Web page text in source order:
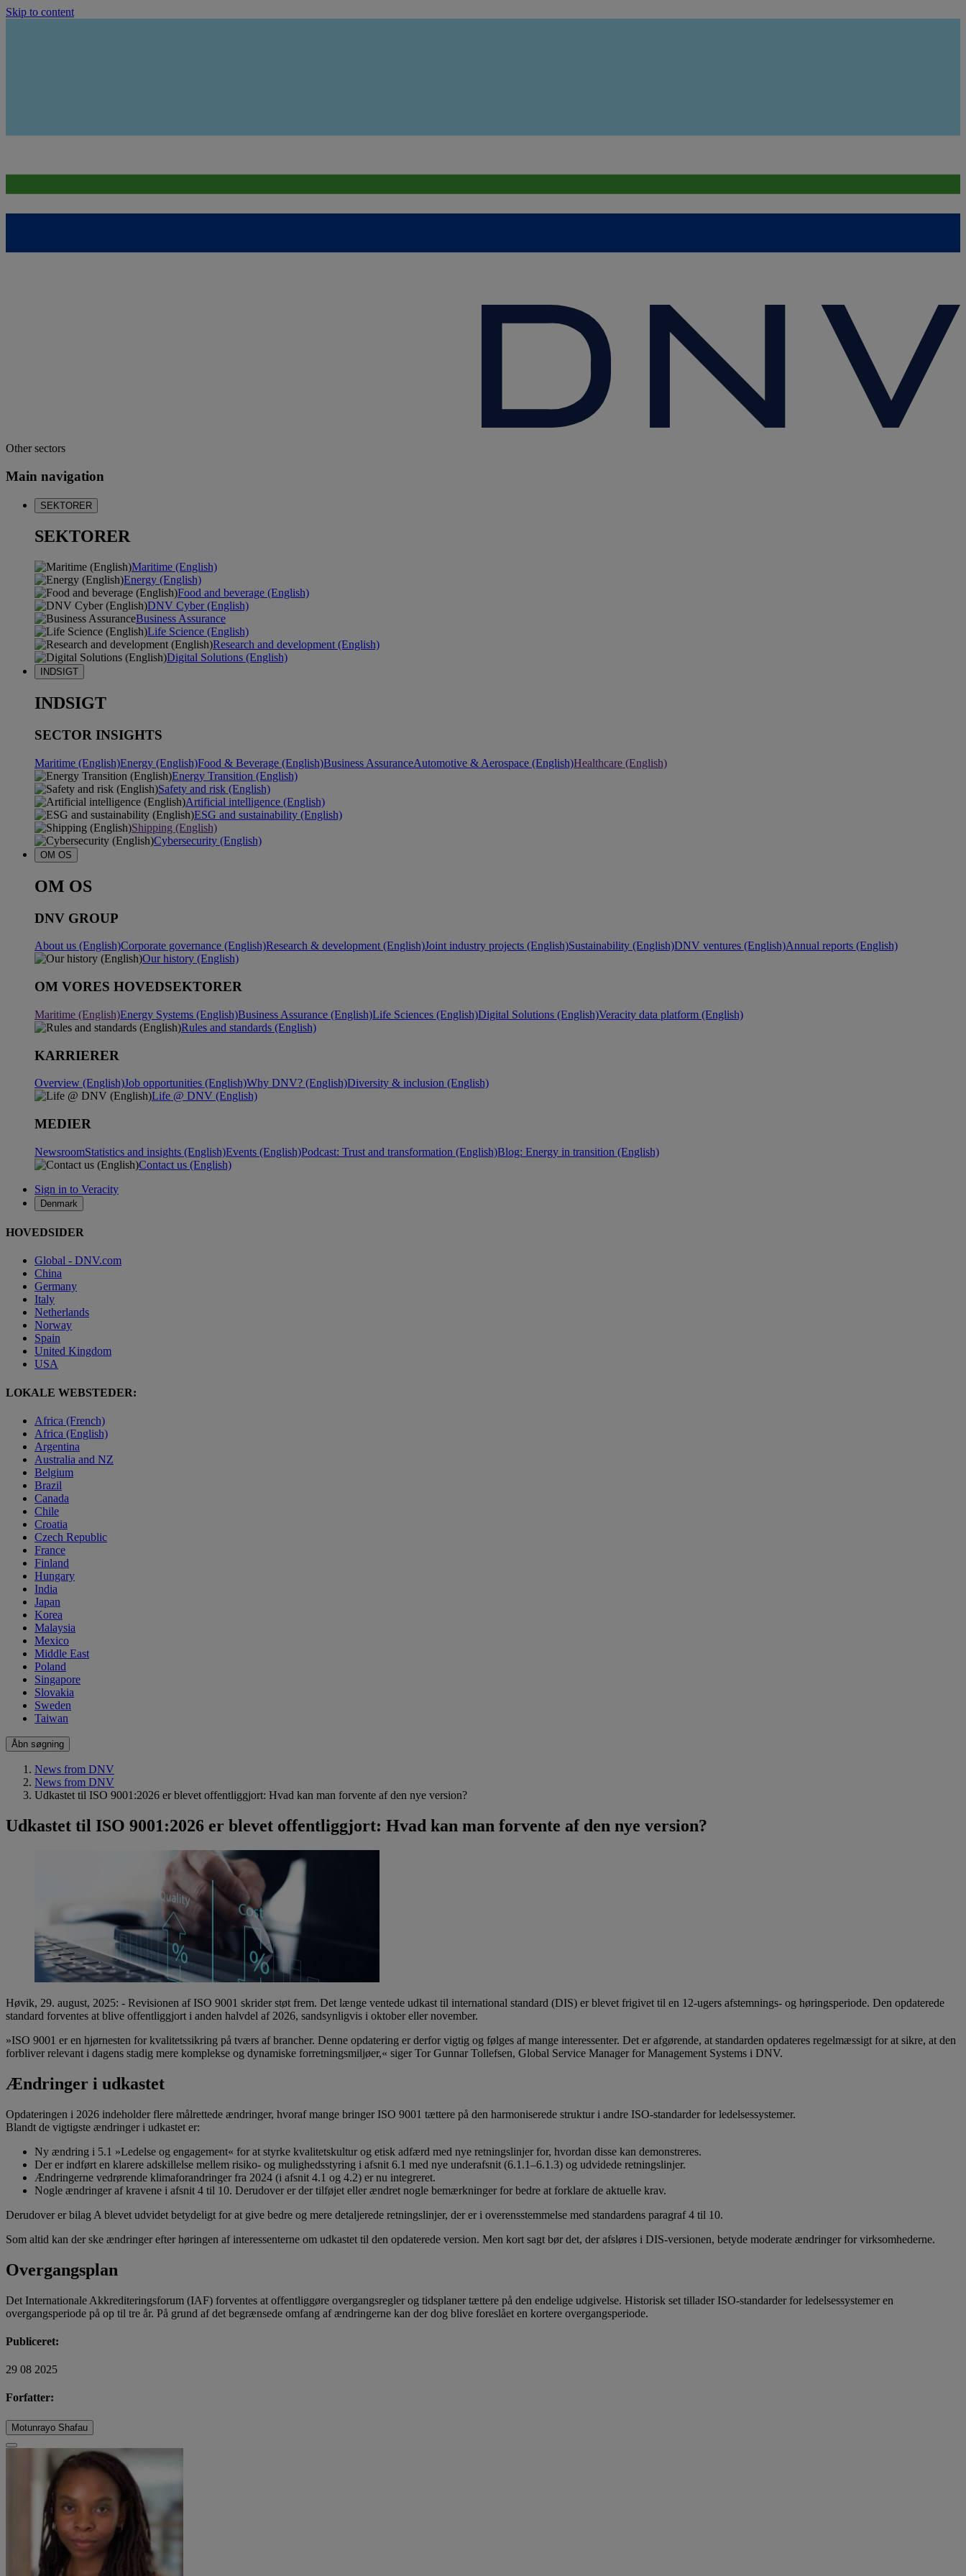
Skip to content
Other sectors
Main navigation
SEKTORER
SEKTORER
Maritime (English)
Energy (English)
Food and beverage (English)
DNV Cyber (English)
Business Assurance
Life Science (English)
Research and development (English)
Digital Solutions (English)
INDSIGT
INDSIGT
SECTOR INSIGHTS
Maritime (English)Energy (English)Food & Beverage (English)Business AssuranceAutomotive & Aerospace (English)Healthcare (English)
Energy Transition (English)
Safety and risk (English)
Artificial intelligence (English)
ESG and sustainability (English)
Shipping (English)
Cybersecurity (English)
OM OS
OM OS
DNV GROUP
About us (English)Corporate governance (English)Research & development (English)Joint industry projects (English)Sustainability (English)DNV ventures (English)Annual reports (English)
Our history (English)
OM VORES HOVEDSEKTORER
Maritime (English)Energy Systems (English)Business Assurance (English)Life Sciences (English)Digital Solutions (English)Veracity data platform (English)
Rules and standards (English)
KARRIERER
Overview (English)Job opportunities (English)Why DNV? (English)Diversity & inclusion (English)
Life @ DNV (English)
MEDIER
NewsroomStatistics and insights (English)Events (English)Podcast: Trust and transformation (English)Blog: Energy in transition (English)
Contact us (English)
Sign in to Veracity
Denmark
HOVEDSIDER
Global - DNV.com
China
Germany
Italy
Netherlands
Norway
Spain
United Kingdom
USA
LOKALE WEBSTEDER:
Africa (French)
Africa (English)
Argentina
Australia and NZ
Belgium
Brazil
Canada
Chile
Croatia
Czech Republic
France
Finland
Hungary
India
Japan
Korea
Malaysia
Mexico
Middle East
Poland
Singapore
Slovakia
Sweden
Taiwan
Åbn søgning
News from DNV
News from DNV
Udkastet til ISO 9001:2026 er blevet offentliggjort: Hvad kan man forvente af den nye version?
Udkastet til ISO 9001:2026 er blevet offentliggjort: Hvad kan man forvente af den nye version?
Høvik, 29. august, 2025: - Revisionen af ISO 9001 skrider støt frem. Det længe ventede udkast til international standard (DIS) er blevet frigivet til en 12-ugers afstemnings- og høringsperiode. Den opdaterede
standard forventes at blive offentliggjort i anden halvdel af 2026, sandsynligvis i oktober eller november.
»ISO 9001 er en hjørnesten for kvalitetssikring på tværs af brancher. Denne opdatering er derfor vigtig og følges af mange interessenter. Det er afgørende, at standarden opdateres regelmæssigt for at sikre, at den
forbliver relevant i dagens stadig mere komplekse og dynamiske forretningsmiljøer,« siger Tor Gunnar Tollefsen, Global Service Manager for Management Systems i DNV.
Ændringer i udkastet
Opdateringen i 2026 indeholder flere målrettede ændringer, hvoraf mange bringer ISO 9001 tættere på den harmoniserede struktur i andre ISO-standarder for ledelsessystemer.
Blandt de vigtigste ændringer i udkastet er:
Ny ændring i 5.1 »Ledelse og engagement« for at styrke kvalitetskultur og etisk adfærd med nye retningslinjer for, hvordan disse kan demonstreres.
Der er indført en klarere adskillelse mellem risiko- og mulighedsstyring i afsnit 6.1 med nye underafsnit (6.1.1–6.1.3) og udvidede retningslinjer.
Ændringerne vedrørende klimaforandringer fra 2024 (i afsnit 4.1 og 4.2) er nu integreret.
Nogle ændringer af kravene i afsnit 4 til 10. Derudover er der tilføjet eller ændret nogle bemærkninger for bedre at forklare de aktuelle krav.
Derudover er bilag A blevet udvidet betydeligt for at give bedre og mere detaljerede retningslinjer, der er i overensstemmelse med standardens paragraf 4 til 10.
Som altid kan der ske ændringer efter høringen af interessenterne om udkastet til den opdaterede version. Men kort sagt bør det, der afsløres i DIS-versionen, betyde moderate ændringer for virksomhederne.
Overgangsplan
Det Internationale Akkrediteringsforum (IAF) forventes at offentliggøre overgangsregler og tidsplaner tættere på den endelige udgivelse. Historisk set tillader ISO-standarder for ledelsessystemer en
overgangsperiode på op til tre år. På grund af det begrænsede omfang af ændringerne kan der dog blive foreslået en kortere overgangsperiode.
Publiceret:
29 08 2025
Forfatter:
Motunrayo Shafau